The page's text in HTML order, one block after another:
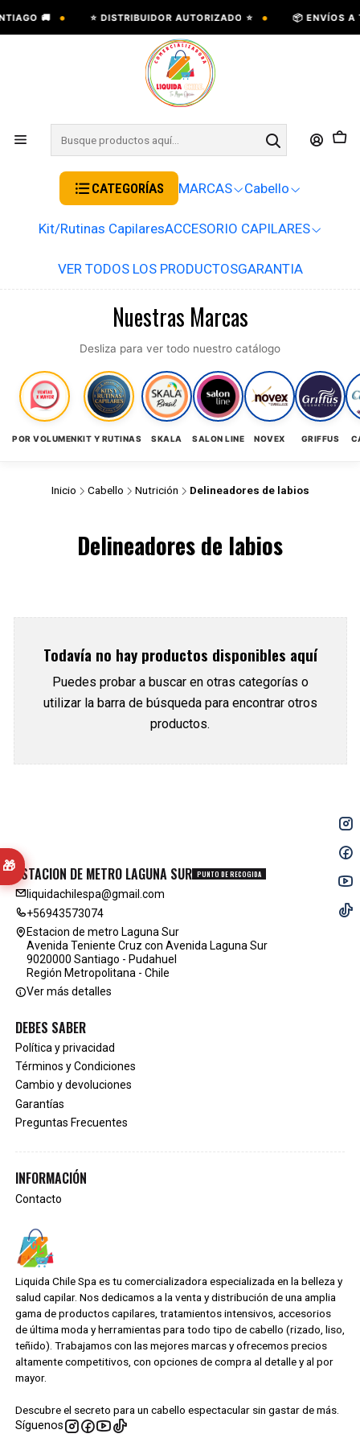
🎁
🚚 • ⭐ DISTRIBUIDOR AUTORIZADO ⭐ • 📦 ENVÍOS A
CATEGORÍAS MARCAS Cabello
Kit/Rutinas CapilaresACCESORIO CAPILARES
VER TODOS LOS PRODUCTOSGARANTIA
Nuestras Marcas
Desliza para ver todo nuestro catálogo
POR VOLUMENKIT Y RUTINAS SKALA SALON LINE NOVEX GRIFFUS
Inicio Cabello Nutrición Delineadores de labios
Delineadores de labios
Todavía no hay productos disponibles aquí
Puedes probar a buscar en otras categorías o
utilizar la barra de búsqueda para encontrar otros
productos.
ESTACION DE METRO LAGUNA SUR PUNTO DE RECOGIDA
liquidachilespa@gmail.com
+56943573074
Estacion de metro Laguna Sur
Avenida Teniente Cruz con Avenida Laguna Sur
9020000 Santiago - Pudahuel
Región Metropolitana - Chile
Ver más detalles
DEBES SABER
Política y privacidad
Términos y Condiciones
Cambio y devoluciones
Garantías
Preguntas Frecuentes
INFORMACIÓN
Contacto
Liquida Chile Spa es tu comercializadora especializada en la belleza y
salud capilar. Nos dedicamos a la venta y distribución de una amplia
gama de productos capilares, tratamientos intensivos, accesorios
de última moda y herramientas para todo tipo de cabello (rizado, liso,
teñido). Trabajamos con las mejores marcas y ofrecemos precios
altamente competitivos, con opciones de compra al detalle y al por
mayor.
Descubre el secreto para un cabello espectacular sin gastar de más.
Síguenos